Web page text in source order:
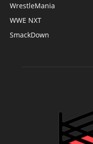
WrestleMania
WWE NXT
SmackDown